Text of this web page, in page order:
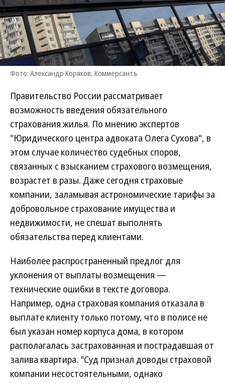
Фото: Александр Коряков, Коммерсантъ
Правительство России рассматривает
возможность введения обязательного
страхования жилья. По мнению экспертов
"Юридического центра адвоката Олега Сухова", в
этом случае количество судебных споров,
связанных с взысканием страхового возмещения,
возрастет в разы. Даже сегодня страховые
компании, заламывая астрономические тарифы за
добровольное страхование имущества и
недвижимости, не спешат выполнять
обязательства перед клиентами.
Наиболее распространенный предлог для
уклонения от выплаты возмещения —
технические ошибки в тексте договора.
Например, одна страховая компания отказала в
выплате клиенту только потому, что в полисе не
был указан номер корпуса дома, в котором
располагалась застрахованная и пострадавшая от
залива квартира. "Суд признал доводы страховой
компании несостоятельными, однако